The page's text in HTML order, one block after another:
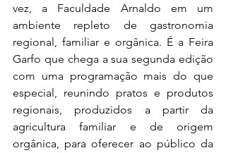
vez, a Faculdade Arnaldo em um
ambiente repleto de gastronomia
regional, familiar e orgânica. É a Feira
Garfo que chega a sua segunda edição
com uma programação mais do que
especial, reunindo pratos e produtos
regionais, produzidos a partir da
agricultura familiar e de origem
orgânica, para oferecer ao público da